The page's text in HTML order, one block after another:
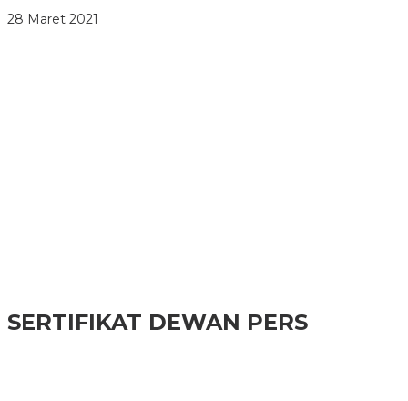
28 Maret 2021
SERTIFIKAT DEWAN PERS